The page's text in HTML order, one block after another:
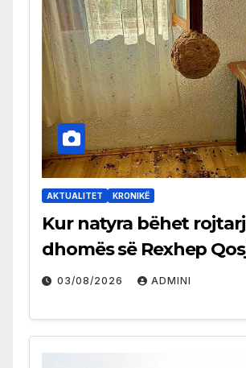
AKTUALITET KRONIKË
Kur natyra bëhet
dhomës së Rexhep
03/08/2026 ADMINI